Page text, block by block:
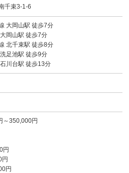
千束3-1-6
大岡山駅 徒歩7分
岡山駅 徒歩7分
北千束駅 徒歩8分
足池駅 徒歩9分
川台駅 徒歩13分
～350,000円
円
円
円